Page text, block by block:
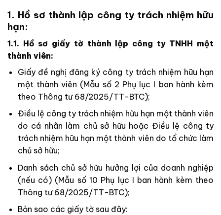
1. Hồ sơ thành lập công ty trách nhiệm hữu
hạn:
1.1. Hồ sơ giấy tờ thành lập công ty TNHH một
thành viên:
Giấy đề nghị đăng ký công ty trách nhiệm hữu hạn
một thành viên (Mẫu số 2 Phụ lục I ban hành kèm
theo Thông tư 68/2025/TT-BTC);
Điều lệ công ty trách nhiệm hữu hạn một thành viên
do cá nhân làm chủ sở hữu hoặc Điều lệ công ty
trách nhiệm hữu hạn một thành viên do tổ chức làm
chủ sở hữu;
Danh sách chủ sở hữu hưởng lợi của doanh nghiệp
(nếu có) (Mẫu số 10 Phụ lục I ban hành kèm theo
Thông tư 68/2025/TT-BTC);
Bản sao các giấy tờ sau đây: